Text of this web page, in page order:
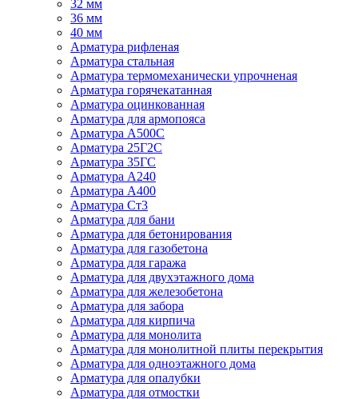
32 мм
36 мм
40 мм
Арматура рифленая
Арматура стальная
Арматура термомеханически упрочненая
Арматура горячекатанная
Арматура оцинкованная
Арматура для армопояса
Арматура A500С
Арматура 25Г2С
Арматура 35ГС
Арматура А240
Арматура А400
Арматура Ст3
Арматура для бани
Арматура для бетонирования
Арматура для газобетона
Арматура для гаража
Арматура для двухэтажного дома
Арматура для железобетона
Арматура для забора
Арматура для кирпича
Арматура для монолита
Арматура для монолитной плиты перекрытия
Арматура для одноэтажного дома
Арматура для опалубки
Арматура для отмостки